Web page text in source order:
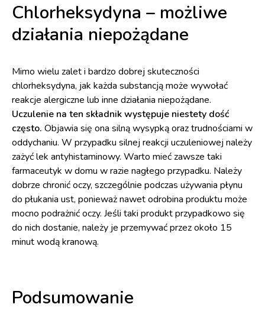
Chlorheksydyna – możliwe
działania niepożądane
Mimo wielu zalet i bardzo dobrej skuteczności
chlorheksydyna, jak każda substancją może wywołać
reakcje alergiczne lub inne działania niepożądane.
Uczulenie na ten składnik występuje niestety dość
często. Objawia się ona silną wysypką oraz trudnościami w
oddychaniu. W przypadku silnej reakcji uczuleniowej należy
zażyć lek antyhistaminowy. Warto mieć zawsze taki
farmaceutyk w domu w razie nagłego przypadku. Należy
dobrze chronić oczy, szczególnie podczas używania płynu
do płukania ust, ponieważ nawet odrobina produktu może
mocno podrażnić oczy. Jeśli taki produkt przypadkowo się
do nich dostanie, należy je przemywać przez około 15
minut wodą kranową.
Podsumowanie